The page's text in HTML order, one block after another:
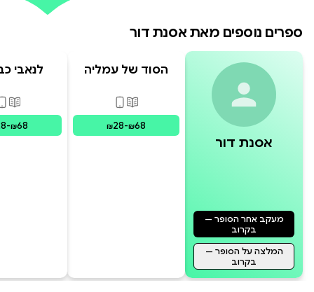
הסוד של עמליה
ספרים נוספים מאתאסנת דור
אסנת דור
מעקב אחר הסופר —
בקרוב
המלצה על הסופר —
בקרוב
הסוד של עמליה
פורמטים זמינים מודפס,
₪28-₪68
לנאבי
-₪68